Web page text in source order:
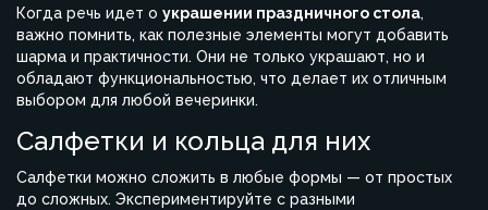
Когда речь идет о украшении праздничного стола,
важно помнить, как полезные элементы могут добавить
шарма и практичности. Они не только украшают, но и
обладают функциональностью, что делает их отличным
выбором для любой вечеринки.
Салфетки и кольца для них
Салфетки можно сложить в любые формы — от простых
до сложных. Экспериментируйте с разными